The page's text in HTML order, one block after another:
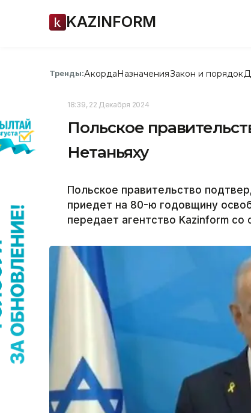
KAZINFORM
Тренды:АкордаНазначенияЗакон и порядок
18:39, 22 Декабря 2024
Польское
Нетаньяху
Польское правительство
приедет на 80-ю годовщину
передает агентство Kazinform со